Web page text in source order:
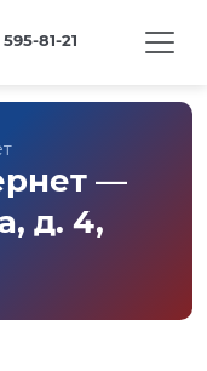
81-21
—
д. 4,